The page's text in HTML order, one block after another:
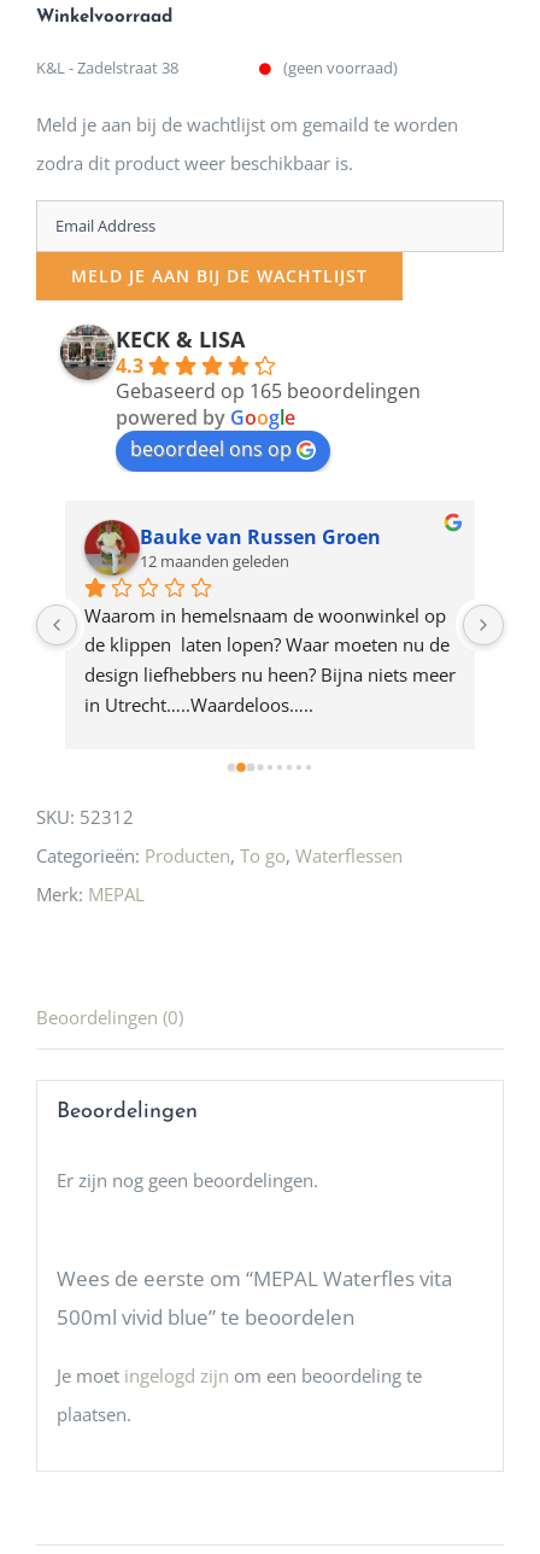
Winkelvoorraad
K&L - Zadelstraat 38 (geen voorraad)
Meld je aan bij de wachtlijst om gemaild te worden
zodra dit product weer beschikbaar is.
Enter
your
email
address
product
MELD JE AAN BIJ DE WACHTLIJST
KECK & LISA
4.3
Gebaseerd op 165 beoordelingen
powered by Google
beoordeel ons op
Bauke van Russen Groen
12 maanden geleden
Waarom in hemelsnaam de woonwinkel op
de klippen  laten lopen? Waar moeten nu de
design liefhebbers nu heen? Bijna niets meer
in Utrecht…..Waardeloos…..
SKU: 52312
Categorieën: Producten, To go, Waterflessen
Merk: MEPAL
Beoordelingen (0)
Beoordelingen
Er zijn nog geen beoordelingen.
Wees de eerste om “MEPAL Waterfles vita
500ml vivid blue” te beoordelen
Je moet ingelogd zijn om een beoordeling te
plaatsen.